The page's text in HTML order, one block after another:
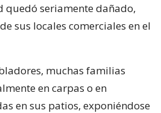
quedó seriamente dañado,
sus locales comerciales en el
muchas familias
en carpas o en
en sus patios, exponiéndose